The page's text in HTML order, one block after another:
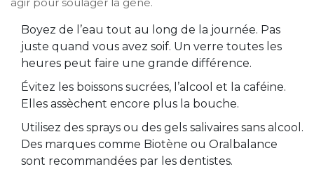
Boyez de l’eau tout au long de la journée. Pas
juste quand vous avez soif. Un verre toutes les
heures peut faire une grande différence.
Évitez les boissons sucrées, l’alcool et la caféine.
Elles assèchent encore plus la bouche.
Utilisez des sprays ou des gels salivaires sans alcool.
Des marques comme Biotène ou Oralbalance
sont recommandées par les dentistes.